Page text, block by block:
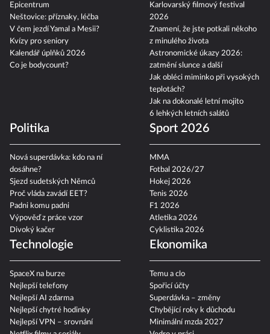
Epicentrum
Neštovice: příznaky, léčba
V čem jezdí Yamal a Mesii?
Kvízy pro seniory
Kalendář úplňků 2026
Co je bodycount?
Karlovarský filmový festival
2026
Znamení, že jste potkali někoho
z minulého života
Astronomické úkazy 2026:
zatmění slunce a další
Jak obléci miminko při vysokých
teplotách?
Jak na dokonalé letní mojito
6 lehkých letních salátů
Politika
Nová superdávka: kdo na ní
dosáhne?
Sjezd sudetských Němců
Proč vláda zavádí EET?
Padni komu padni
Výpověď z práce vzor
Divoký kačer
Sport 2026
MMA
Fotbal 2026/27
Hokej 2026
Tenis 2026
F1 2026
Atletika 2026
Cyklistika 2026
Technologie
SpaceX na burze
Nejlepší telefony
Nejlepší AI zdarma
Nejlepší chytré hodinky
Nejlepší VPN – srovnání
Ekonomika
Temu a clo
Spořicí účty
Superdávka – změny
Chybějící roky k důchodu
Minimální mzda 2027